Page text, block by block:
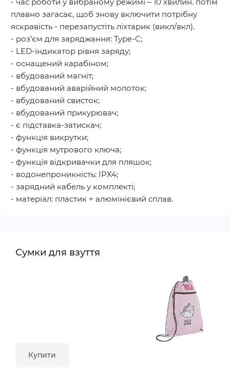
плавно загасає, щоб знову включити потрібну
яскравість - перезапустіть ліхтарик (викл/вкл).
- роз’єм для заряджання: Type-C;
- LED-індикатор рівня заряду;
- оснащений карабіном;
- вбудований магніт;
- вбудований аварійний молоток;
- вбудований свисток;
- вбудований прикурювач;
- є підставка-затискач;
- функція викрутки;
- функція мутрового ключа;
- функція відкривачки для пляшок;
- водонепроникність: IPX4;
- зарядний кабель у комплекті;
- матеріал: пластик + алюмінієвий сплав.
Сумки для взуття
Купити